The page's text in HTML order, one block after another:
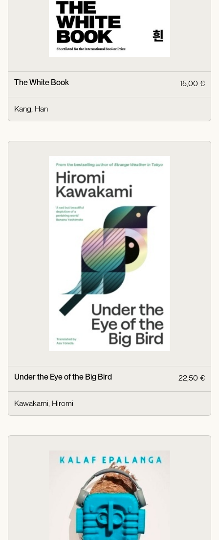
The White Book 15,00 €
Kang, Han
Under the Eye of the Big Bird 22,50 €
Kawakami, Hiromi